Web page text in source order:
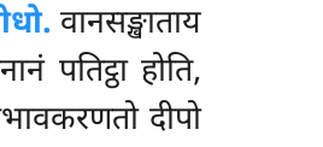
वानसङ्खाताय
पतिट्ठा होति,
दीपो